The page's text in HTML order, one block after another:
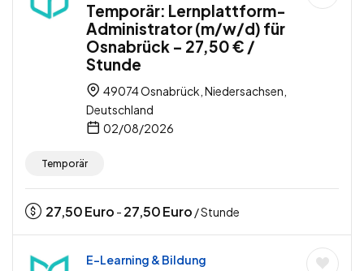
Temporär: Lernplattform-
Administrator (m/w/d) für
Osnabrück – 27,50 € /
Stunde
49074 Osnabrück, Niedersachsen,
Deutschland
02/08/2026
Temporär
27,50Euro - 27,50Euro / Stunde
E-Learning & Bildung